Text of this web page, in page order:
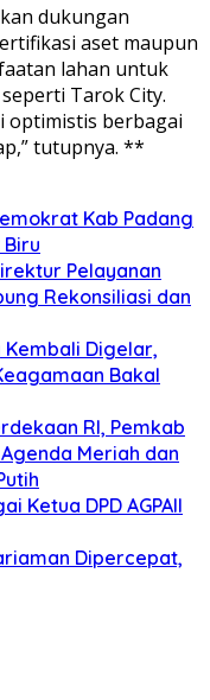
dukungan
aset maupun
lahan untuk
Tarok City.
optimistis berbagai
tutupnya. **
Kab Padang
Pelayanan
Rekonsiliasi dan
Kembali Digelar,
Bakal
RI, Pemkab
Meriah dan
Ketua DPD AGPAII
Dipercepat,